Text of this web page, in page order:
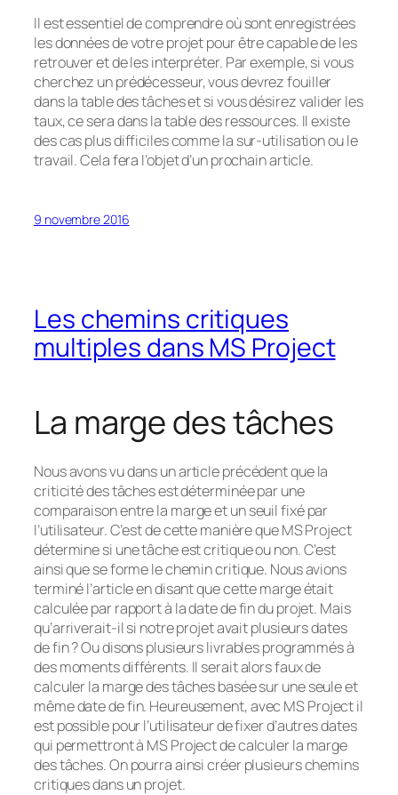
Il est essentiel de comprendre où sont enregistrées
les données de votre projet pour être capable de les
retrouver et de les interpréter. Par exemple, si vous
cherchez un prédécesseur, vous devrez fouiller
dans la table des tâches et si vous désirez valider les
taux, ce sera dans la table des ressources. Il existe
des cas plus difficiles comme la sur-utilisation ou le
travail. Cela fera l’objet d’un prochain article.
9 novembre 2016
Les chemins critiques
multiples dans MS Project
La marge des tâches
Nous avons vu dans un article précédent que la
criticité des tâches est déterminée par une
comparaison entre la marge et un seuil fixé par
l’utilisateur. C’est de cette manière que MS Project
détermine si une tâche est critique ou non. C’est
ainsi que se forme le chemin critique. Nous avions
terminé l’article en disant que cette marge était
calculée par rapport à la date de fin du projet. Mais
qu’arriverait-il si notre projet avait plusieurs dates
de fin ? Ou disons plusieurs livrables programmés à
des moments différents. Il serait alors faux de
calculer la marge des tâches basée sur une seule et
même date de fin. Heureusement, avec MS Project il
est possible pour l’utilisateur de fixer d’autres dates
qui permettront à MS Project de calculer la marge
des tâches. On pourra ainsi créer plusieurs chemins
critiques dans un projet.